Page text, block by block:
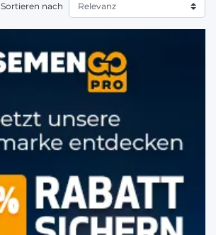
Sortieren nach